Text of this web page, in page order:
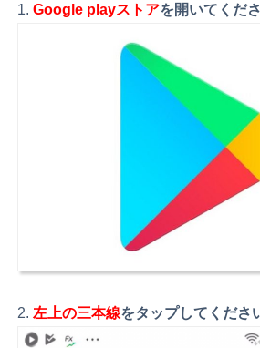
Google playストアを開いてくださ
左上の三本線をタップしてくださ